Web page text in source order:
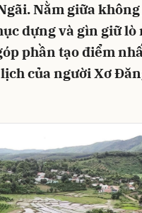
Nằm giữa
dựng và gìn giữ lò
phần tạo điểm
của người Xơ